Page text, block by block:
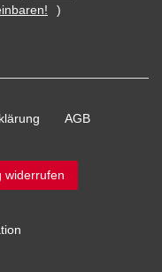
)
AGB
widerrufen